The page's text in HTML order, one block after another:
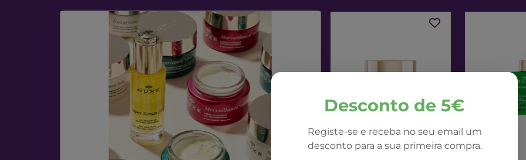
Desconto de 5€
Registe-se e receba no seu email um
desconto para a sua primeira compra.
NUXE